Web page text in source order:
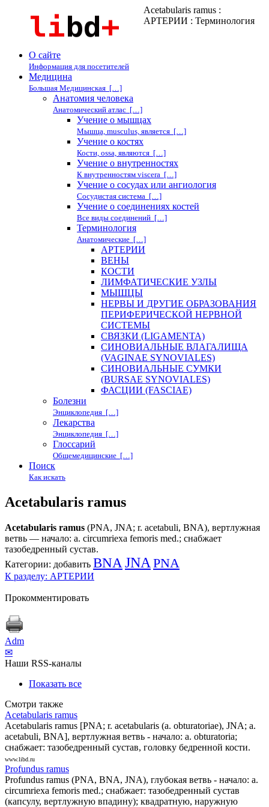
Acetabularis ramus :
АРТЕРИИ : Терминология
О сайте
Информация для посетителей
Медицина
Большая Медицинская […]
Анатомия человека
Анатомический атлас […]
Учение о мышцах
Мышца, musculus, является […]
Учение о костях
Кости, ossa, являются […]
Учение о внутренностях
К внутренностям viscera […]
Учение о сосудах или ангиология
Сосудистая система […]
Учение о соединениях костей
Все виды соединений […]
Терминология
Анатомические […]
АРТЕРИИ
ВЕНЫ
КОСТИ
ЛИМФАТИЧЕСКИЕ УЗЛЫ
МЫШЦЫ
НЕРВЫ И ДРУГИЕ ОБРАЗОВАНИЯ
ПЕРИФЕРИЧЕСКОЙ НЕРВНОЙ
СИСТЕМЫ
СВЯЗКИ (LIGAMENTA)
СИНОВИАЛЬНЫЕ ВЛАГАЛИЩА
(VAGINAE SYNOVIALES)
СИНОВИАЛЬНЫЕ СУМКИ
(BURSAE SYNOVIALES)
ФАСЦИИ (FASCIAE)
Болезни
Энциклопедия […]
Лекарства
Энциклопедия […]
Глоссарий
Общемедицинские […]
Поиск
Как искать
Acetabularis ramus
Acetabularis ramus (PNA, JNA; r. acetabuli, BNA), вертлужная
ветвь — начало: a. circumriexa femoris med.; снабжает
тазобедренный сустав.
Категории: добавить BNA JNA PNA
К разделу: АРТЕРИИ
Прокомментировать
Adm
✉
Наши RSS-каналы
Показать все
Смотри также
Acetabularis ramus
Acetabularis ramus [PNA; r. acetabularis (a. obturatoriae), JNA; a.
acetabuli, BNA], вертлужная ветвь - начало: a. obturatoria;
снабжает: тазобедренный сустав, головку бедренной кости.
www.libd.ru
Profundus ramus
Profundus ramus (PNA, BNA, JNA), глубокая ветвь - начало: a.
circumriexa femoris med.; снабжает: тазобедренный сустав
(капсулу, вертлужную впадину); квадратную, наружную